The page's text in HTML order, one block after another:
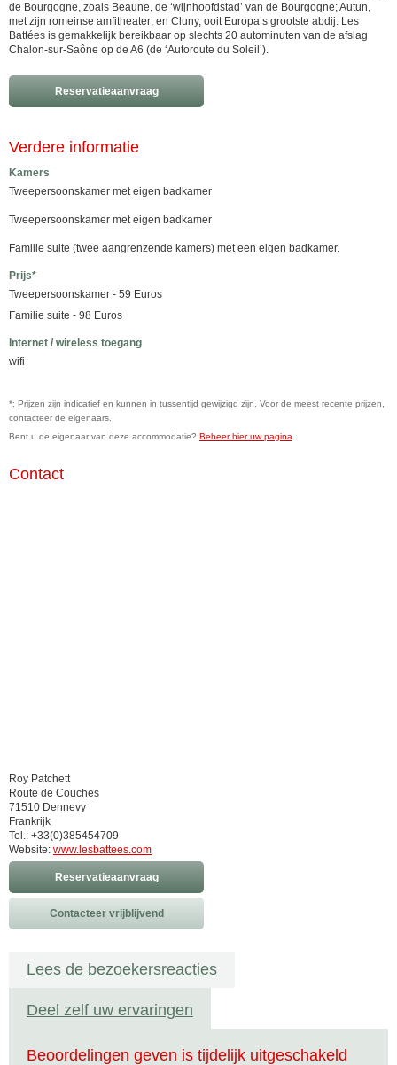
de Bourgogne, zoals Beaune, de ‘wijnhoofdstad’ van de Bourgogne; Autun,
met zijn romeinse amfitheater; en Cluny, ooit Europa’s grootste abdij. Les
Battées is gemakkelijk bereikbaar op slechts 20 autominuten van de afslag
Chalon-sur-Saône op de A6 (de ‘Autoroute du Soleil’).
Reservatieaanvraag
Verdere informatie
Kamers
Tweepersoonskamer met eigen badkamer
Tweepersoonskamer met eigen badkamer
Familie suite (twee aangrenzende kamers) met een eigen badkamer.
Prijs*
Tweepersoonskamer - 59 Euros
Familie suite - 98 Euros
Internet / wireless toegang
wifi
*: Prijzen zijn indicatief en kunnen in tussentijd gewijzigd zijn. Voor de meest recente prijzen,
contacteer de eigenaars.
Bent u de eigenaar van deze accommodatie? Beheer hier uw pagina
Contact
Roy Patchett
Route de Couches
71510 Dennevy
Frankrijk
Tel.: +33(0)385454709
Website: www.lesbattees.com
Reservatieaanvraag
Contacteer vrijblijvend
Lees de bezoekersreacties
Deel zelf uw ervaringen
Beoordelingen geven is tijdelijk uitgeschakeld